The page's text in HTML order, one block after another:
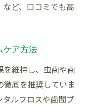
ど、口コミでも高
ケア方法
を維持し、虫歯や歯
底を推奨していま
ルフロスや歯間ブ